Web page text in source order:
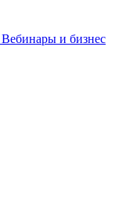
Вебинары и бизнес